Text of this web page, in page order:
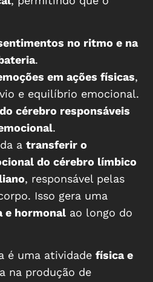
no ritmo e na
.
em ações físicas,
e equilíbrio emocional.
cérebro responsáveis
.
a transferir o
do cérebro límbico
, responsável pelas
Isso gera uma
e hormonal ao longo do
é uma atividade física e
na produção de